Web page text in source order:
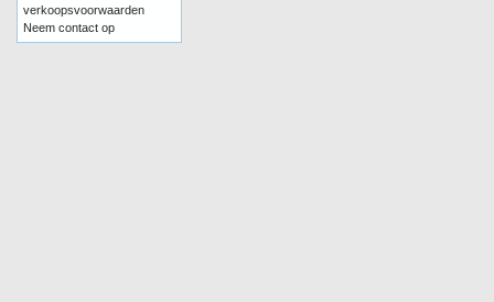
verkoopsvoorwaarden
Neem contact op